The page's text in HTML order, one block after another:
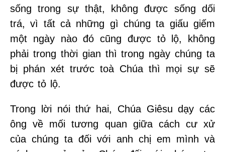
sống trong sự thật, không được sống dối
trá, vì tất cả những gì chúng ta giấu giếm
một ngày nào đó cũng được tỏ lộ, không
phải trong thời gian thì trong ngày chúng ta
bị phán xét trước toà Chúa thì mọi sự sẽ
được tỏ lộ.
Trong lời nói thứ hai, Chúa Giêsu dạy các
ông về mối tương quan giữa cách cư xử
của chúng ta đối với anh chị em mình và